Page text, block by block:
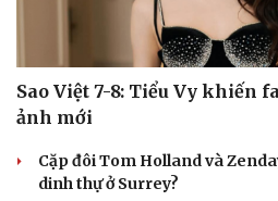
Sản phụ khoa
Nhi khoa
Nam khoa
Làm đẹp - giảm cân
Phòng mạch online
Sao Việt 7-8: Tiểu Vy khiến
ảnh mới
Cặp đôi Tom Holland và
dinh thự ở Surrey?